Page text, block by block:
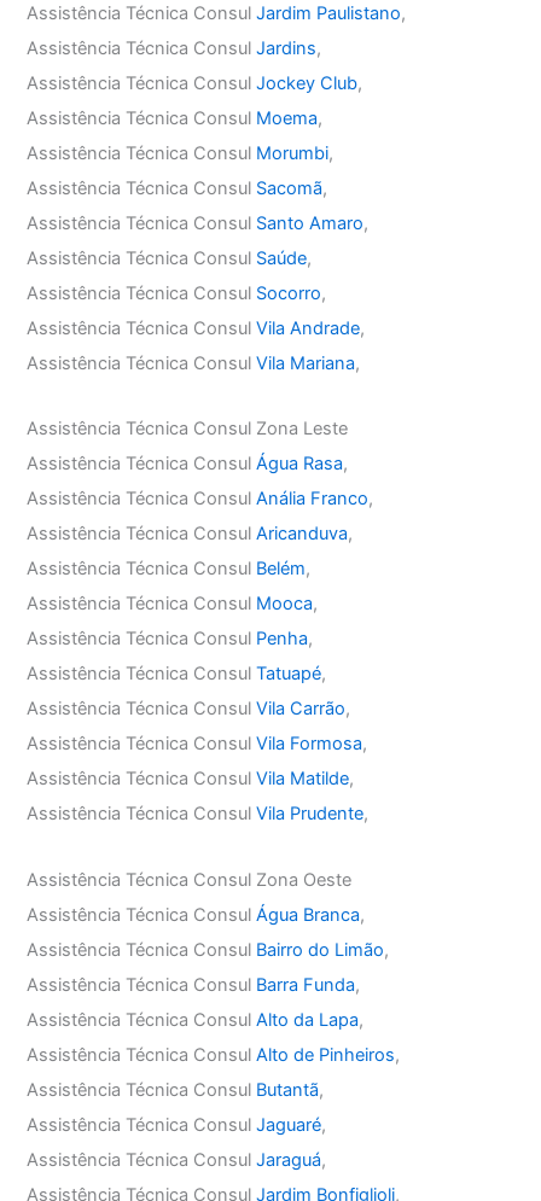
Assistência Técnica ConsulJardim Paulistano,
Assistência Técnica ConsulJardins,
Assistência Técnica ConsulJockey Club,
Assistência Técnica Consul Moema,
Assistência Técnica Consul Morumbi,
Assistência Técnica Consul Sacomã,
Assistência Técnica Consul Santo Amaro,
Assistência Técnica Consul Saúde,
Assistência Técnica Consul Socorro,
Assistência Técnica ConsulVila Andrade,
Assistência Técnica ConsulVila Mariana,
Assistência Técnica Consul Zona Leste
Assistência Técnica ConsulÁgua Rasa,
Assistência Técnica ConsulAnália Franco,
Assistência Técnica ConsulAricanduva,
Assistência Técnica Consul Belém,
Assistência Técnica Consul Mooca,
Assistência Técnica Consul Penha,
Assistência Técnica ConsulTatuapé,
Assistência Técnica ConsulVila Carrão,
Assistência Técnica ConsulVila Formosa,
Assistência Técnica ConsulVila Matilde,
Assistência Técnica ConsulVila Prudente,
Assistência Técnica Consul Zona Oeste
Assistência Técnica ConsulÁgua Branca,
Assistência Técnica Consul Bairro do Limão,
Assistência Técnica Consul Barra Funda,
Assistência Técnica ConsulAlto da Lapa,
Assistência Técnica ConsulAlto de Pinheiros,
Assistência Técnica Consul Butantã,
Assistência Técnica ConsulJaguaré,
Assistência Técnica ConsulJaraguá,
Assistência Técnica ConsulJardim Bonfiglioli,